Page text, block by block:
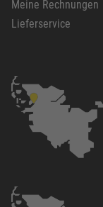
Meine Rechnungen
Lieferservice